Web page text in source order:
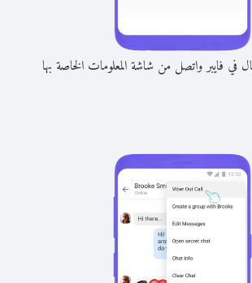
في فايبر واتصل من شاشة المعلومات الخاصة بها